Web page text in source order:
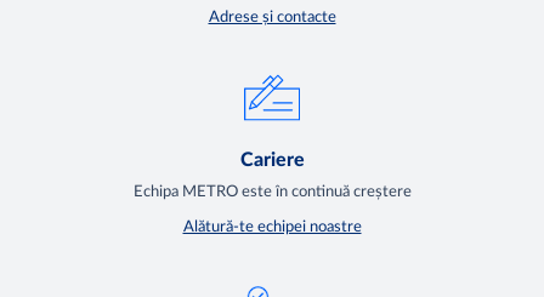
Adrese și contacte
Cariere
Echipa METRO este în continuă creștere
Alătură-te echipei noastre